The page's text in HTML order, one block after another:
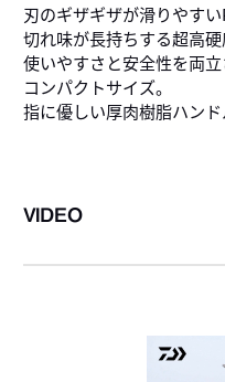
刃のギザギザが滑りやすい
切れ味が長持ちする超高硬
使いやすさと安全性を両立
コンパクトサイズ。
指に優しい厚肉樹脂ハンド
VIDEO